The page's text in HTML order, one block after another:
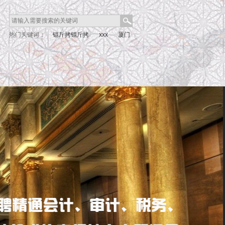
热门关键词： 锟斤拷锟斤拷 xxx 厦门
as xxx nd 1 1 xxx a d 8 8 观日路
厦门灌口 股权 石狮 晋江厂房 均
辉新村 山水大腕 泉州 光绪元宝